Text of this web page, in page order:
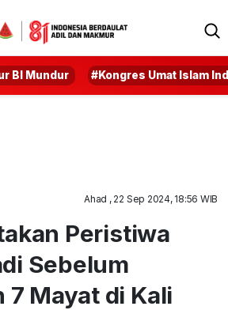
BI Mundur #Kongres Umat Islam
Ahad , 22 Sep 2024, 18:56 WIB
Peristiwa
Sebelum
7 Mayat di Kali